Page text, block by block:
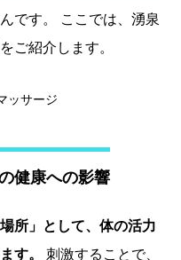
です。 ここでは、湧泉
ご紹介します。
健康への影響
所」として、体の活力
す。
刺激することで、